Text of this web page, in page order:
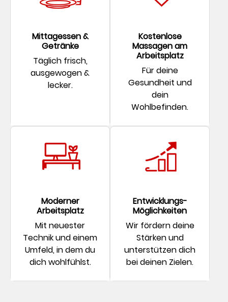
Mittagessen &
Getränke
Täglich frisch,
ausgewogen &
lecker.
Kostenlose
Massagen am
Arbeitsplatz
Für deine
Gesundheit und
dein
Wohlbefinden.
Moderner
Arbeitsplatz
Mit neuester
Technik und einem
Umfeld, in dem du
dich wohlfühlst.
Entwicklungs-
Möglichkeiten
Wir fördern deine
Stärken und
unterstützen dich
bei deinen Zielen.